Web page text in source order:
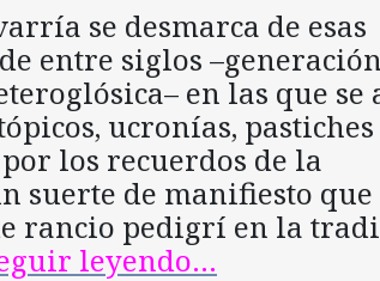
se desmarca de esas
entre siglos
en las que se
ucronías, pastiches
los recuerdos de la
suerte de manifiesto
rancio pedigrí en la
leyendo…